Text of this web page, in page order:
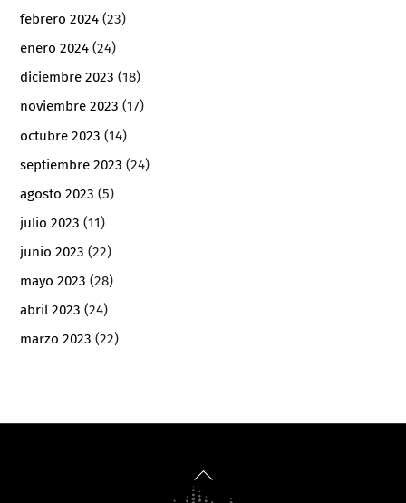
febrero 2024 (23)
enero 2024 (24)
diciembre 2023 (18)
noviembre 2023 (17)
octubre 2023 (14)
septiembre 2023 (24)
agosto 2023 (5)
julio 2023 (11)
junio 2023 (22)
mayo 2023 (28)
abril 2023 (24)
marzo 2023 (22)
Back
To